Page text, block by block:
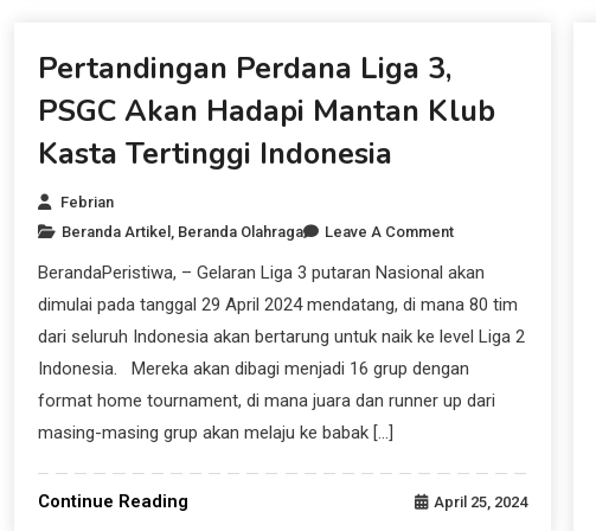
Pertandingan Perdana Liga 3,
PSGC Akan Hadapi Mantan Klub
Kasta Tertinggi Indonesia
Febrian
Beranda Artikel
Beranda Olahraga Leave A Comment
BerandaPeristiwa, – Gelaran Liga 3 putaran Nasional akan
dimulai pada tanggal 29 April 2024 mendatang, di mana 80 tim
dari seluruh Indonesia akan bertarung untuk naik ke level Liga 2
Indonesia. Mereka akan dibagi menjadi 16 grup dengan
format home tournament, di mana juara dan runner up dari
masing-masing grup akan melaju ke babak […]
Continue Reading April 25, 2024